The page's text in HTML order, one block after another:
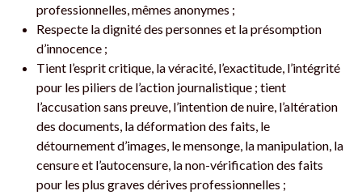
professionnelles, mêmes anonymes ;
Respecte la dignité des personnes et la présomption
d’innocence ;
Tient l’esprit critique, la véracité, l’exactitude, l’intégrité
pour les piliers de l’action journalistique ; tient
l’accusation sans preuve, l’intention de nuire, l’altération
des documents, la déformation des faits, le
détournement d’images, le mensonge, la manipulation, la
censure et l’autocensure, la non-vérification des faits
pour les plus graves dérives professionnelles ;